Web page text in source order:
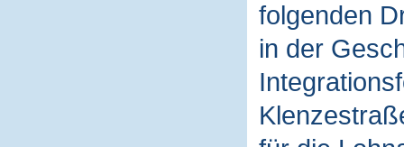
folgenden
in der